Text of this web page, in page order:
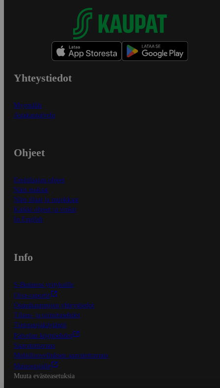
Yhteystiedot
Myymälät
Asiakaspalvelu
Ohjeet
Ensitilaajan ohjeet
Näin maksat
Näin tilaat ja muokkaat
Kaikki ohjeet ja vinkit
In English
Info
S-Business yrityksille
Oiva-raportit
Osuuskauppojen yhteystiedot
Tilaus- ja toimitusehdot
Tietosuojakäytäntö
Palvelun käyttöehdot
Saavutettavuus
Mobiilisovelluksen saavutettavuus
Mainostajalle
Muuta evästeasetuksia